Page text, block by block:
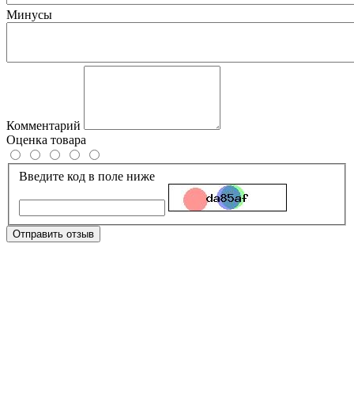
Минусы
Комментарий
Оценка товара
Введите код в поле ниже
Отправить отзыв